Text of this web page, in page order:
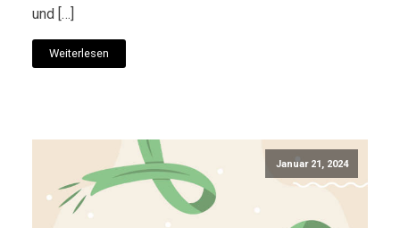
und […]
Weiterlesen
Januar 21, 2024